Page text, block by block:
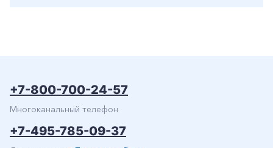
+7-800-700-24-57
Многоканальный телефон
+7-495-785-09-37